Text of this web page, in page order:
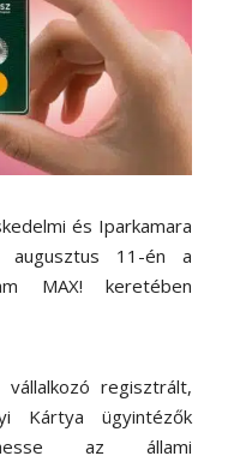
és Iparkamara
augusztus 11-én a
MAX! keretében
regisztrált,
Kártya ügyintézők
az állami